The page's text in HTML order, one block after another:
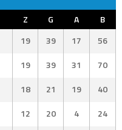
Z G A
B
19 39 17
56
19 39 31
70
18 21 19
40
12 20 4
24